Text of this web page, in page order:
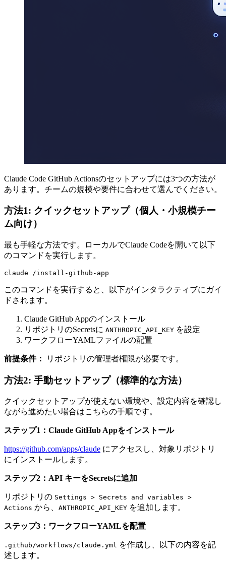
Claude Code GitHub Actionsのセットアップには3つの方法が
あります。チームの規模や要件に合わせて選んでください。
方法1: クイックセットアップ（個人・小規模チー
ム向け）
最も手軽な方法です。ローカルでClaude Codeを開いて以下
のコマンドを実行します。
claude /install-github-app
このコマンドを実行すると、以下がインタラクティブにガイ
ドされます。
Claude GitHub Appのインストール
リポジトリのSecretsに ANTHROPIC_API_KEY を設定
ワークフローYAMLファイルの配置
前提条件： リポジトリの管理者権限が必要です。
方法2: 手動セットアップ（標準的な方法）
クイックセットアップが使えない環境や、設定内容を確認し
ながら進めたい場合はこちらの手順です。
ステップ1：Claude GitHub Appをインストール
https://github.com/apps/claude にアクセスし、対象リポジトリ
にインストールします。
ステップ2：API キーをSecretsに追加
リポジトリの Settings > Secrets and variables >
Actions から、 ANTHROPIC_API_KEY を追加します。
ステップ3：ワークフローYAMLを配置
.github/workflows/claude.yml を作成し、以下の内容を記
述します。